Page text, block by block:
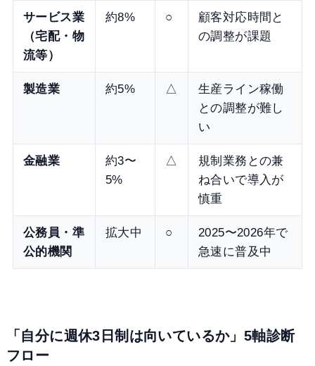
サービス業
（宅配・物
流等）
約8% ○
顧客対応時間と
の調整が課題
製造業 約5% △
生産ライン稼働
との調整が難し
い
金融業
約3〜
5%
△
規制業務との兼
ね合いで導入が
慎重
公務員・準
公的機関
拡大中 ○
2025〜2026年で
急速に普及中
「自分に週休3日制は向いているか」5軸診断
フロー